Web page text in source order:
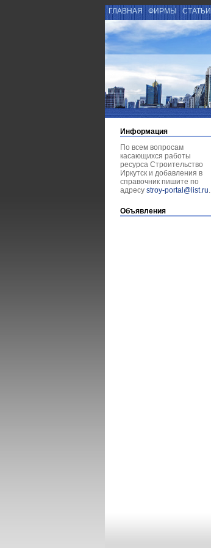
ГЛАВНАЯ ФИРМЫ СТАТЬИ
Информация
По всем вопросам
касающихся работы
ресурса Строительство
Иркутск и добавления в
справочник пишите по
адресу stroy-portal@list.ru.
Объявления